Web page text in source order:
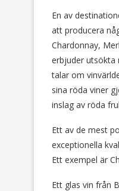
En av
att producera
Chardonnay,
erbjuder utsökta
talar om
sina röda viner
inslag av röda
Ett av de mest
exceptionella
Ett exempel är
Ett glas vin från